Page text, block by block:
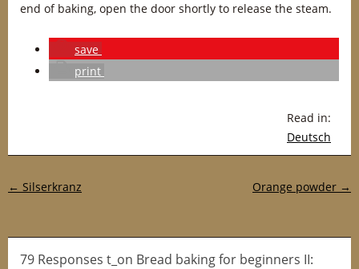
end of baking, open the door shortly to release the steam.
save
print
Read in:
Deutsch
Post navigation
← Silserkranz Orange powder →
79 Responses t_on Bread baking for beginners II: